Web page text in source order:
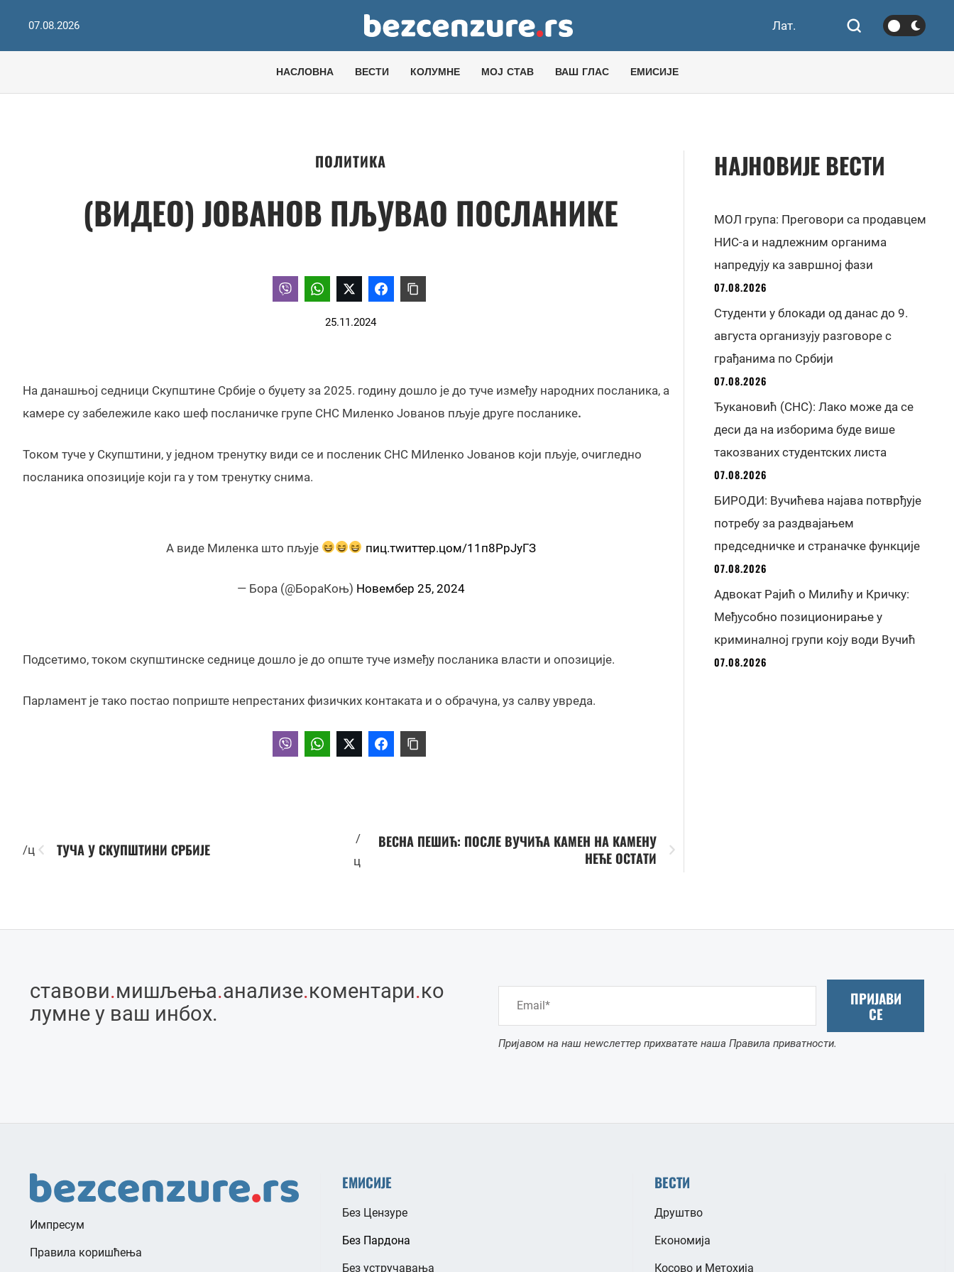
07.08.2026 Лат.
НАСЛОВНА ВЕСТИ КОЛУМНЕ МОЈ СТАВ ВАШ ГЛАС ЕМИСИЈЕ
ПОЛИТИКА
(ВИДЕО) ЈОВАНОВ ПЉУВАО ПОСЛАНИКЕ
25.11.2024
На данашњој седници Скупштине Србије о буџету за 2025. годину дошло је до туче између народних посланика, а
камере су забележиле како шеф посланичке групе СНС Миленко Јованов пљује друге посланике.
Током туче у Скупштини, у једном тренутку види се и посленик СНС МИленко Јованов који пљује, очигледно
посланика опозиције који га у том тренутку снима.
А виде Миленка што пљује пиц.тwиттер.цом/11п8РрЈуГЗ
— Бора (@БораКоњ) Новембер 25, 2024
Подсетимо, током скупштинске седнице дошло је до опште туче између посланика власти и опозиције.
Парламент је тако постао поприште непрестаних физичких контаката и о обрачуна, уз салву увреда.
/ц ТУЧА У СКУПШТИНИ СРБИЈЕ
/
ц
ВЕСНА ПЕШИЋ: ПОСЛЕ ВУЧИЋА КАМЕН НА КАМЕНУ
НЕЋЕ ОСТАТИ
НАЈНОВИЈЕ ВЕСТИ
МОЛ група: Преговори са продавцем
НИС-а и надлежним органима
напредују ка завршној фази
07.08.2026
Студенти у блокади од данас до 9.
августа организују разговоре с
грађанима по Србији
07.08.2026
Ђукановић (СНС): Лако може да се
деси да на изборима буде више
такозваних студентских листа
07.08.2026
БИРОДИ: Вучићева најава потврђује
потребу за раздвајањем
председничке и страначке функције
07.08.2026
Адвокат Рајић о Милићу и Кричку:
Међусобно позиционирање у
криминалној групи коју води Вучић
07.08.2026
ставови.мишљења.анализе.коментари.ко
лумне у ваш инбоx.
ПРИЈАВИ
СЕ
Пријавом на наш неwслеттер прихватате наша Правила приватности.
Импресум
Правила коришћења
ЕМИСИЈЕ
Без Цензуре
Без Пардона
Без устручавања
ВЕСТИ
Друштво
Економија
Косово и Метохија